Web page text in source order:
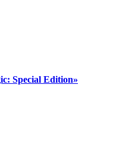
Special Edition»